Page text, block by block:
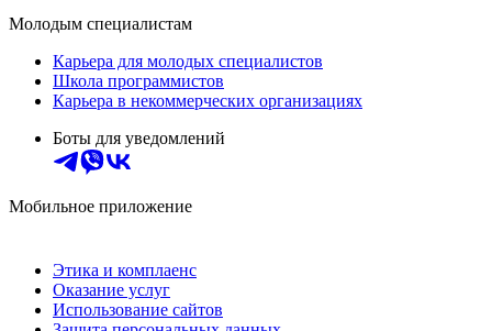
Молодым специалистам
Карьера для молодых специалистов
Школа программистов
Карьера в некоммерческих организациях
Боты для уведомлений
Мобильное приложение
Этика и комплаенс
Оказание услуг
Использование сайтов